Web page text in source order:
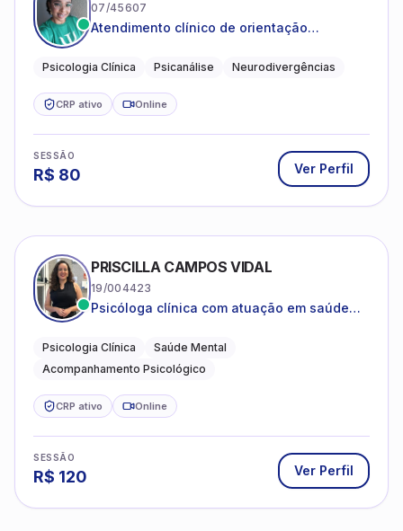
07/45607
Atendimento clínico de orientação
crianças neurotípicas
Psicologia Clínica Psicanálise Neurodivergências
CRP ativo Online
SESSÃO
R$ 80 Ver Perfil
PRISCILLA CAMPOS VIDAL
19/004423
Psicóloga clínica com atuação em saúde
Psicologia Clínica
Saúde Mental
Acompanhamento Psicológico
CRP ativo Online
SESSÃO
R$ 120 Ver Perfil